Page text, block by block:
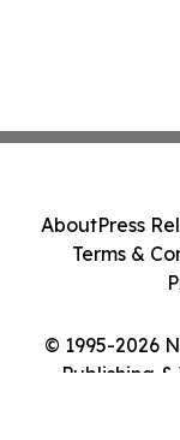
© 1995-2026
Publishing
AboutPress
Terms &